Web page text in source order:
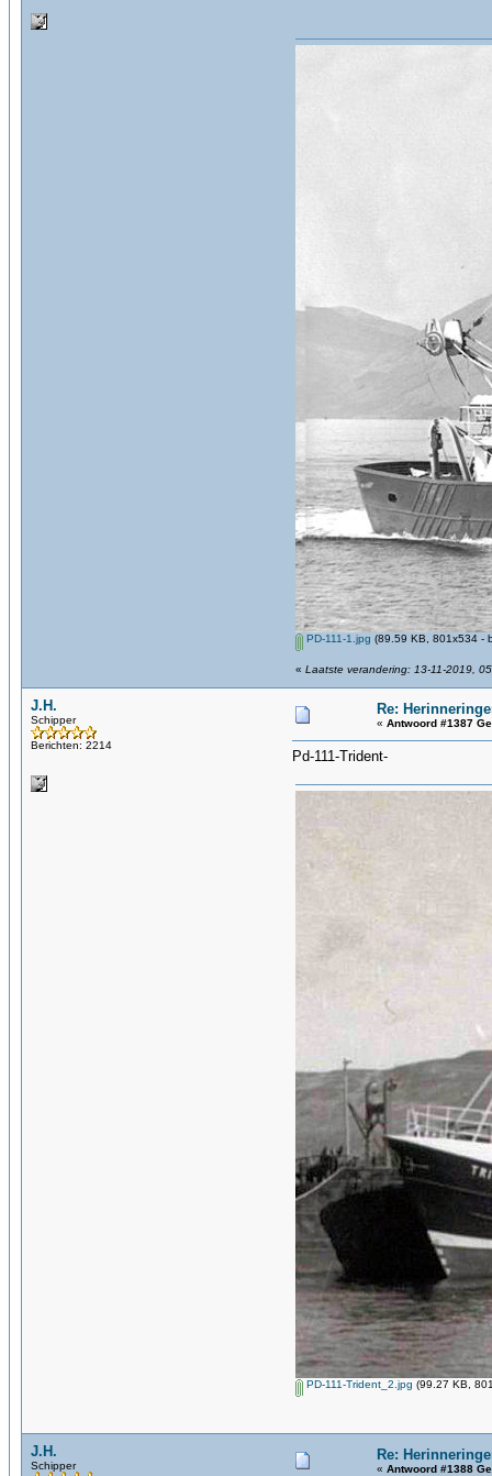
PD-111-1.jpg (89.59 KB, 801x534 -
« Laatste verandering: 13-11-2019,
J.H.
Schipper
Berichten: 2214
Re:
« Antwoord #1387
Pd-111-Trident-
PD-111-Trident_2.jpg (99.27 KB,
J.H.
Schipper
Re:
« Antwoord #1388